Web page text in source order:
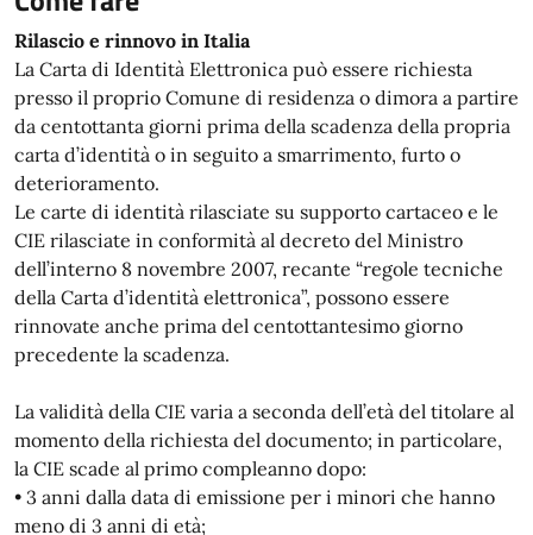
Rilascio e rinnovo in Italia
La Carta di Identità Elettronica può essere richiesta
presso il proprio Comune di residenza o dimora a partire
da centottanta giorni prima della scadenza della propria
carta d’identità o in seguito a smarrimento, furto o
deterioramento.
Le carte di identità rilasciate su supporto cartaceo e le
CIE rilasciate in conformità al decreto del Ministro
dell’interno 8 novembre 2007, recante “regole tecniche
della Carta d’identità elettronica”, possono essere
rinnovate anche prima del centottantesimo giorno
precedente la scadenza.
La validità della CIE varia a seconda dell’età del titolare al
momento della richiesta del documento; in particolare,
la CIE scade al primo compleanno dopo:
• 3 anni dalla data di emissione per i minori che hanno
meno di 3 anni di età;